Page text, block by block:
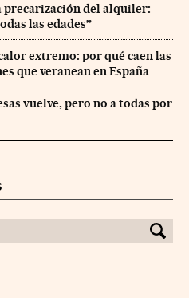
precarización del alquiler:
las edades”
extremo: por qué caen las
que veranean en España
vuelve, pero no a todas por